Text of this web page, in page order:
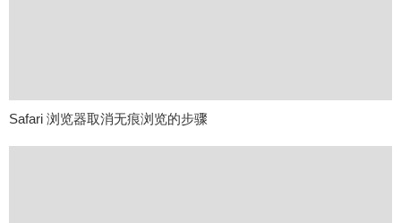
Safari 浏览器取消无痕浏览的步骤